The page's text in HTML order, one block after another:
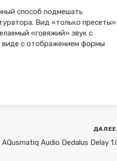
способ подмешать
Вид «только пресеты»
«говяжий» звук с
виде с отображением формы
ДАЛЕЕ
AQusmatiq Audio Dedalus Delay